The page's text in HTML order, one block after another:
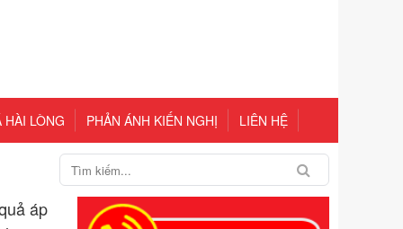
HÀI LÒNG PHẢN ÁNH KIẾN NGHỊ LIÊN HỆ
áp